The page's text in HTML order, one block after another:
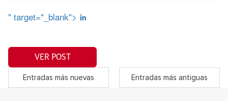
" target="_blank">
VER POST
Entradas más nuevas Entradas más antiguas